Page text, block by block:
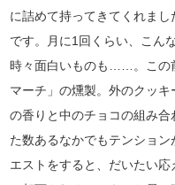
に詰めて持ってきてくれま
です。月に1回くらい、こん
時々面白いものも……。この
マーチ」の燻製。外のクッ
の香りと中のチョコの組み
た数あるなかでもテンショ
エストをすると、だいたい